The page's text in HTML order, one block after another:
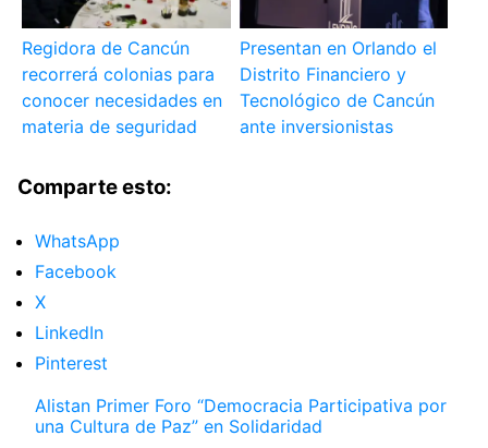
Regidora de Cancún
recorrerá colonias para
conocer necesidades en
materia de seguridad
Presentan en Orlando el
Distrito Financiero y
Tecnológico de Cancún
ante inversionistas
Comparte esto:
WhatsApp
Facebook
X
LinkedIn
Pinterest
Alistan Primer Foro “Democracia Participativa por
una Cultura de Paz” en Solidaridad